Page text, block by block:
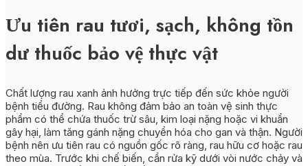
Ưu tiên rau tươi, sạch, không tồn
dư thuốc bảo vệ thực vật
Chất lượng rau xanh ảnh hưởng trực tiếp đến sức khỏe người
bệnh tiểu đường. Rau không đảm bảo an toàn vệ sinh thực
phẩm có thể chứa thuốc trừ sâu, kim loại nặng hoặc vi khuẩn
gây hại, làm tăng gánh nặng chuyển hóa cho gan và thận. Người
bệnh nên ưu tiên rau có nguồn gốc rõ ràng, rau hữu cơ hoặc rau
theo mùa. Trước khi chế biến, cần rửa kỹ dưới vòi nước chảy và